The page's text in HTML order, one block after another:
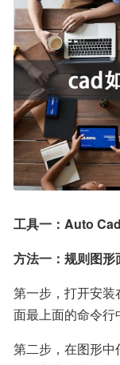
工具一：Auto Cad
方法一：规则图形
第一步，打开安
面最上面的命令行
第二步，在图形